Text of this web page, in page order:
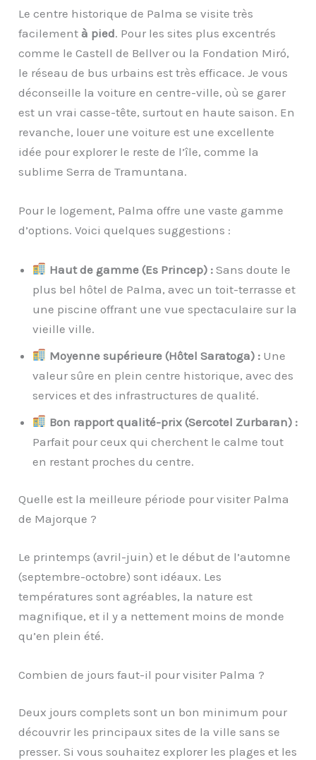
Le centre historique de Palma se visite très
facilementà pied. Pour les sites plus excentrés
comme le Castell de Bellver ou la Fondation Miró,
le réseau de bus urbains est très efficace. Je vous
déconseille la voiture en centre-ville, où se garer
est un vrai casse-tête, surtout en haute saison. En
revanche, louer une voiture est une excellente
idée pour explorer le reste de l’île, comme la
sublime Serra de Tramuntana.
Pour le logement, Palma offre une vaste gamme
d’options. Voici quelques suggestions :
Haut de gamme (Es Princep) :Sans doute le
plus bel hôtel de Palma, avec un toit-terrasse et
une piscine offrant une vue spectaculaire sur la
vieille ville.
Moyenne supérieure (Hôtel Saratoga) :Une
valeur sûre en plein centre historique, avec des
services et des infrastructures de qualité.
Bon rapport qualité-prix (Sercotel Zurbaran) :
Parfait pour ceux qui cherchent le calme tout
en restant proches du centre.
Quelle est la meilleure période pour visiter Palma
de Majorque ?
Le printemps (avril-juin) et le début de l’automne
(septembre-octobre) sont idéaux. Les
températures sont agréables, la nature est
magnifique, et il y a nettement moins de monde
qu’en plein été.
Combien de jours faut-il pour visiter Palma ?
Deux jours complets sont un bon minimum pour
découvrir les principaux sites de la ville sans se
presser. Si vous souhaitez explorer les plages et les